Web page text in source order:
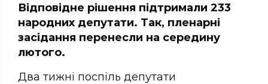
Відповідне рішення підтримали 233
народних депутати. Так, пленарні
засідання перенесли на середину
лютого.
Два тижні поспіль депутати